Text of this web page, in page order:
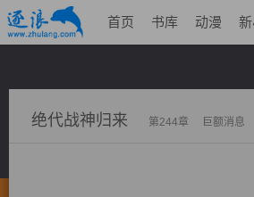
首页 书库 动漫
绝代战神归来 第244章 巨额消息